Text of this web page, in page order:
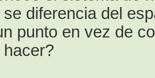
se diferencia del
punto en vez de
hacer?